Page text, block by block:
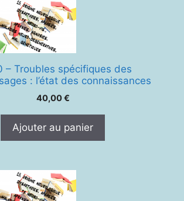
– Troubles spécifiques des
: l’état des connaissances
40,00€
Ajouter au panier